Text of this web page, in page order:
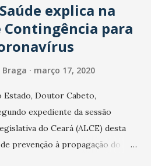
explica na
Contingência para
março 17, 2020
Estado, Doutor Cabeto,
expediente da sessão
do Ceará (ALCE) desta
prevenção à propagação do